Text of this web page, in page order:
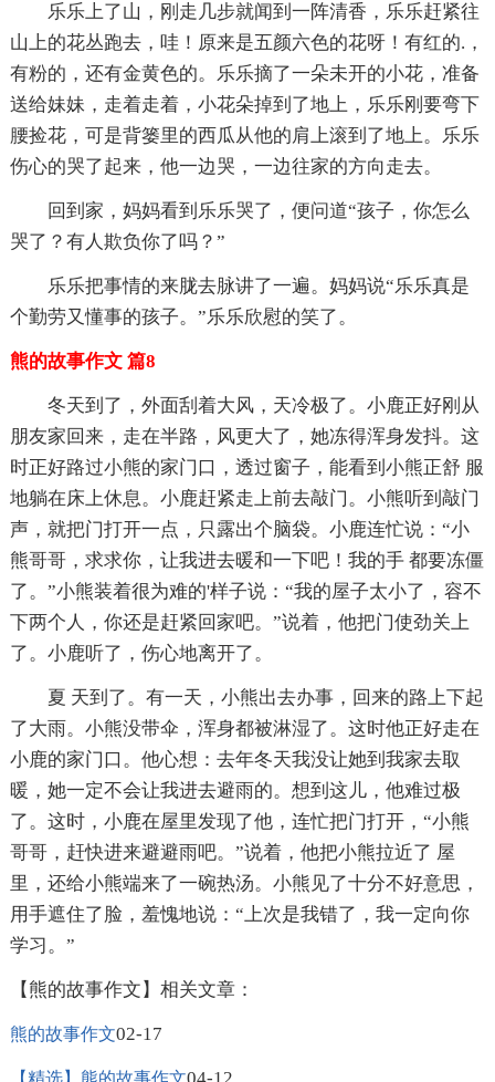
乐乐上了山，刚走几步就闻到一阵清香，乐乐赶紧往
山上的花丛跑去，哇！原来是五颜六色的花呀！有红的.，
有粉的，还有金黄色的。乐乐摘了一朵未开的小花，准备
送给妹妹，走着走着，小花朵掉到了地上，乐乐刚要弯下
腰捡花，可是背篓里的西瓜从他的肩上滚到了地上。乐乐
伤心的哭了起来，他一边哭，一边往家的方向走去。
回到家，妈妈看到乐乐哭了，便问道“孩子，你怎么
哭了？有人欺负你了吗？”
乐乐把事情的来胧去脉讲了一遍。妈妈说“乐乐真是
个勤劳又懂事的孩子。”乐乐欣慰的笑了。
熊的故事作文 篇8
冬天到了，外面刮着大风，天冷极了。小鹿正好刚从
朋友家回来，走在半路，风更大了，她冻得浑身发抖。这
时正好路过小熊的家门口，透过窗子，能看到小熊正舒 服
地躺在床上休息。小鹿赶紧走上前去敲门。小熊听到敲门
声，就把门打开一点，只露出个脑袋。小鹿连忙说：“小
熊哥哥，求求你，让我进去暖和一下吧！我的手 都要冻僵
了。”小熊装着很为难的'样子说：“我的屋子太小了，容不
下两个人，你还是赶紧回家吧。”说着，他把门使劲关上
了。小鹿听了，伤心地离开了。
夏 天到了。有一天，小熊出去办事，回来的路上下起
了大雨。小熊没带伞，浑身都被淋湿了。这时他正好走在
小鹿的家门口。他心想：去年冬天我没让她到我家去取
暖，她一定不会让我进去避雨的。想到这儿，他难过极
了。这时，小鹿在屋里发现了他，连忙把门打开，“小熊
哥哥，赶快进来避避雨吧。”说着，他把小熊拉近了 屋
里，还给小熊端来了一碗热汤。小熊见了十分不好意思，
用手遮住了脸，羞愧地说：“上次是我错了，我一定向你
学习。”
【熊的故事作文】相关文章：
熊的故事作文02-17